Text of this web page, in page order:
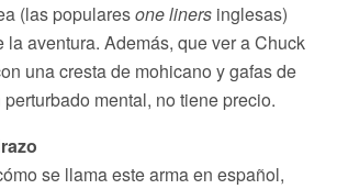
(las popularesone liners inglesas)
la aventura. Además, que ver a Chuck
una cresta de mohicano y gafas de
mental, no tiene precio.
se llama este arma en español,